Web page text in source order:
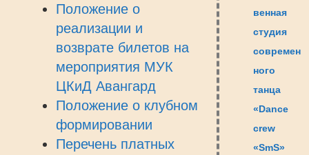
Положение о
реализации и
возврате билетов на
мероприятия МУК
ЦКиД Авангард
Положение о клубном
формировании
Перечень платных
венная
студия
современ
ного
танца
«Dance
crew
«SmS»